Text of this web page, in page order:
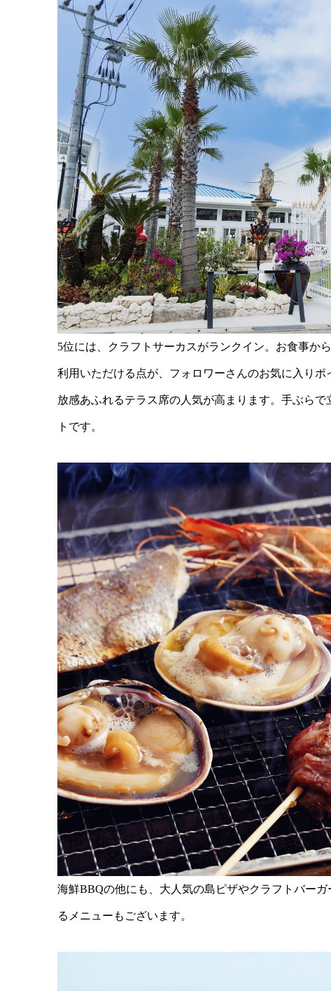
5位には、クラフトサーカスがランクイン。お食事か
利用いただける点が、フォロワーさんのお気に入り
放感あふれるテラス席の人気が高まります。手ぶら
トです。
海鮮BBQの他にも、大人気の島ピザやクラフトバー
るメニューもございます。